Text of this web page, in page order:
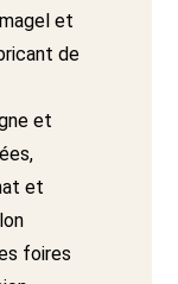
et
de
et
et
foires